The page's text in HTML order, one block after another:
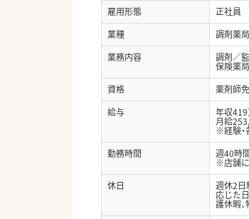
雇用形態
正社員
業種
調剤薬局
業務内容
調剤／
保険薬
資格
薬剤師
給与
年収
月給
※経験・
勤務時間
週40時
※店舗
休日
週休2日
応じた
護休暇